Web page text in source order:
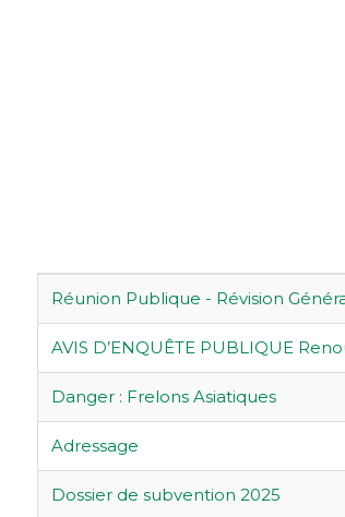
Titre
Réunion Publique - Révision
AVIS D’ENQUÊTE PUBLIQUE
Danger : Frelons Asiatiques
Adressage
Dossier de subvention 2025